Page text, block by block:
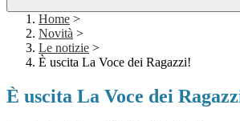
Home >
Novità >
Le notizie >
È uscita La Voce dei Ragazzi!
È uscita La Voce dei